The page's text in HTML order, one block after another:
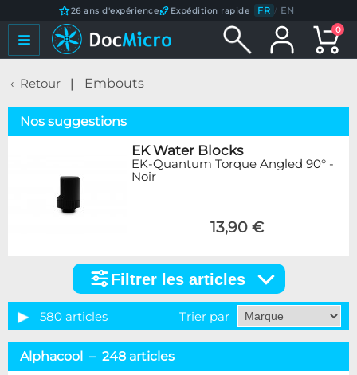
26 ans d'expérience Expédition rapide FR / EN
0
Retour Embouts
Nos suggestions
EK Water Blocks
EK-Quantum Torque Angled 90° -
Noir
13,90 €
articles
Catégorie
Embouts tuyaux souples
Filtrer les articles
580 articles Trier par
Alphacool – 248 articles